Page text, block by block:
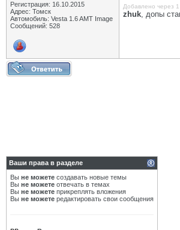
Регистрация: 16.10.2015
Адрес: Томск
Автомобиль: Vesta 1.6 AMT Image
Сообщений: 528
Добавлено через
zhuk, допы
Ваши права в разделе
Вы не можете создавать новые темы
Вы не можете отвечать в темах
Вы не можете прикреплять вложения
Вы не можете редактировать свои сообщения